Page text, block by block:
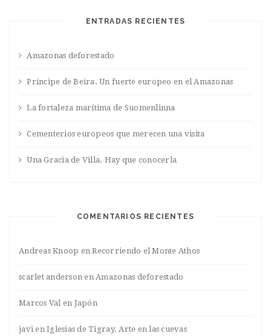
ENTRADAS RECIENTES
Amazonas deforestado
Príncipe de Beira. Un fuerte europeo en el Amazonas
La fortaleza marítima de Suomenlinna
Cementerios europeos que merecen una visita
Una Gracia de Villa. Hay que conocerla
COMENTARIOS RECIENTES
Andreas Knoop enRecorriendo el Monte Athos
scarlet anderson en Amazonas deforestado
Marcos Val en Japón
javi enIglesias de Tigray. Arte en las cuevas